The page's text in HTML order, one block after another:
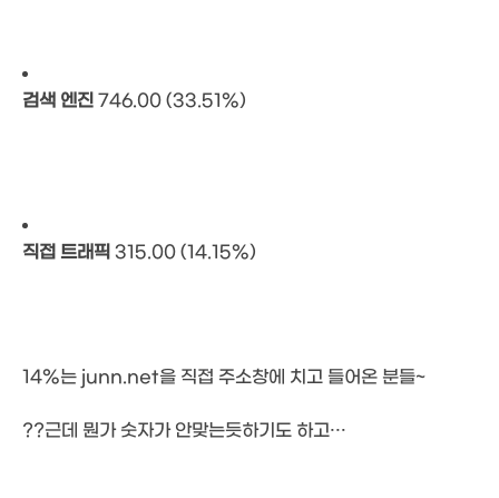
검색 엔진 746.00 (33.51%)
직접 트래픽 315.00 (14.15%)
14%는 junn.net을 직접 주소창에 치고 들어온 분들~
??근데 뭔가 숫자가 안맞는듯하기도 하고…